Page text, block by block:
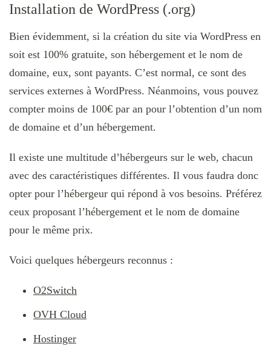
Installation de WordPress (.org)
Bien évidemment, si la création du site via WordPress en
soit est 100% gratuite, son hébergement et le nom de
domaine, eux, sont payants. C’est normal, ce sont des
services externes à WordPress. Néanmoins, vous pouvez
compter moins de 100€ par an pour l’obtention d’un nom
de domaine et d’un hébergement.
Il existe une multitude d’hébergeurs sur le web, chacun
avec des caractéristiques différentes. Il vous faudra donc
opter pour l’hébergeur qui répond à vos besoins. Préférez
ceux proposant l’hébergement et le nom de domaine
pour le même prix.
Voici quelques hébergeurs reconnus :
O2Switch
OVH Cloud
Hostinger